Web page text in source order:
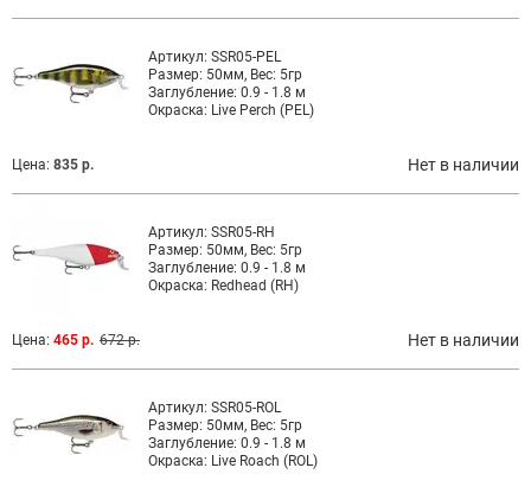
Артикул: SSR05-PEL
Размер: 50мм, Вес: 5гр
Заглубление: 0.9 - 1.8 м
Окраска: Live Perch (PEL)
Цена: 835 р. Нет в наличии
Артикул: SSR05-RH
Размер: 50мм, Вес: 5гр
Заглубление: 0.9 - 1.8 м
Окраска: Redhead (RH)
Цена: 465 р. 672 р. Нет в наличии
Артикул: SSR05-ROL
Размер: 50мм, Вес: 5гр
Заглубление: 0.9 - 1.8 м
Окраска: Live Roach (ROL)